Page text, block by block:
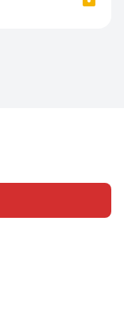
প্রবন্ধ সাইন ইন